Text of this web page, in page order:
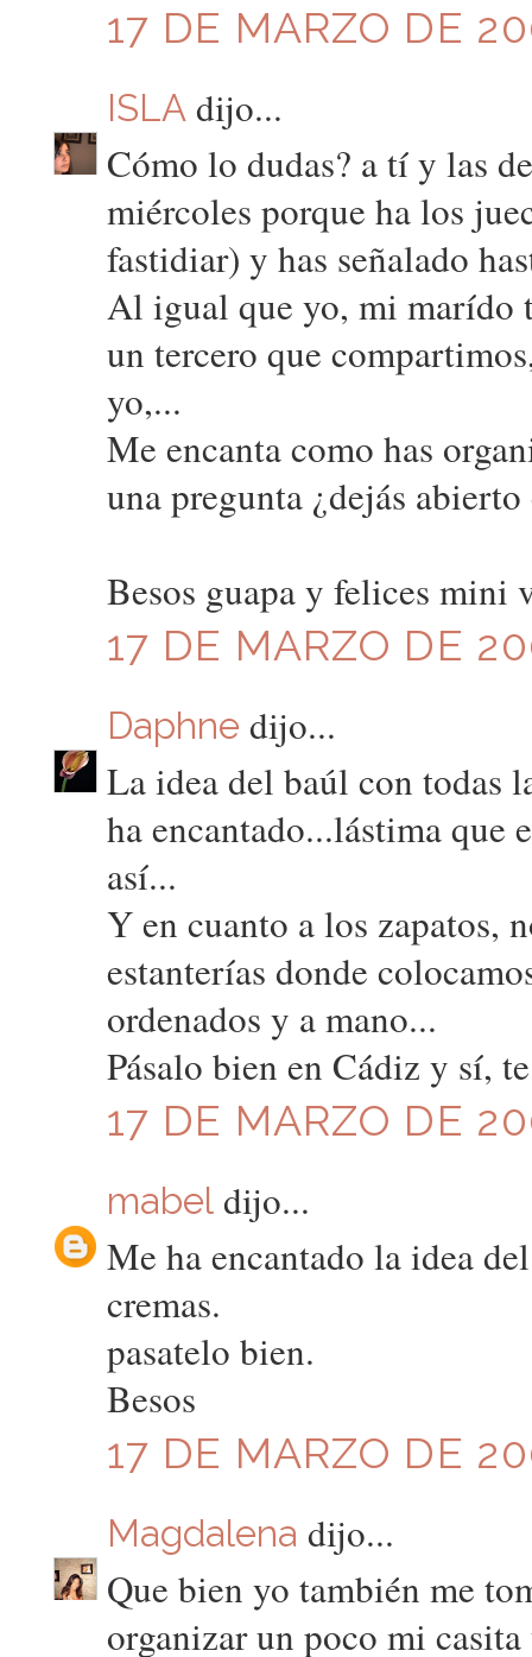
17 DE MARZO DE
ISLAdijo...
Cómo lo dudas? a tí y las
miércoles porque ha los
fastidiar) y has señalado
Al igual que yo, mi marído
un tercero que
yo,...
Me encanta como has
una pregunta ¿dejás
Besos guapa y felices mini
17 DE MARZO DE
Daphne dijo...
La idea del baúl con todas
ha encantado...lástima que
así...
Y en cuanto a los zapatos,
estanterías donde
ordenados y a mano...
Pásalo bien en Cádiz y sí,
17 DE MARZO DE
mabeldijo...
Me ha encantado la idea
cremas.
pasatelo bien.
Besos
17 DE MARZO DE
Magdalena dijo...
Que bien yo también me
organizar un poco mi